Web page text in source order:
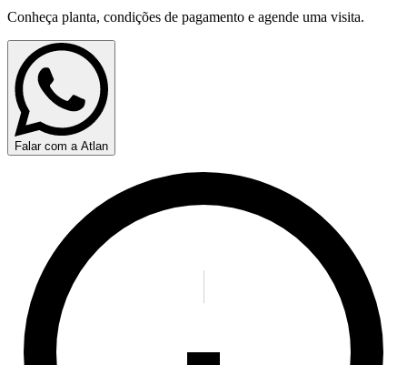
Conheça planta, condições de pagamento e agende uma visita.
Falar com a Atlan